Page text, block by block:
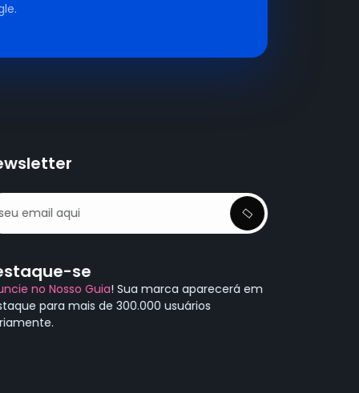
se
no Nosso Guia! Sua marca aparecerá em
para mais de 300.000 usuários